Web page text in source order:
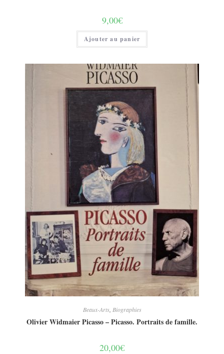
9,00€
Ajouter au panier
Beaux-Arts, Biographies
Olivier Widmaier Picasso – Picasso. Portraits de famille.
20,00€